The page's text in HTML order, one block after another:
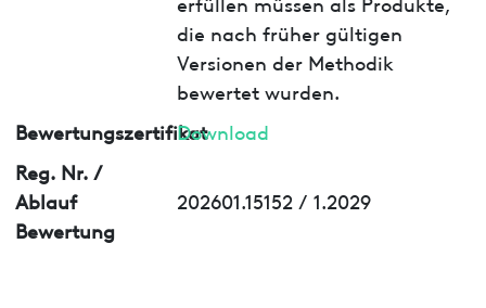
die nach früher gültigen
Versionen der Methodik
bewertet wurden.
BewertungszertifikatDownload
Reg. Nr. /
Ablauf
Bewertung
202601.15152 / 1.2029